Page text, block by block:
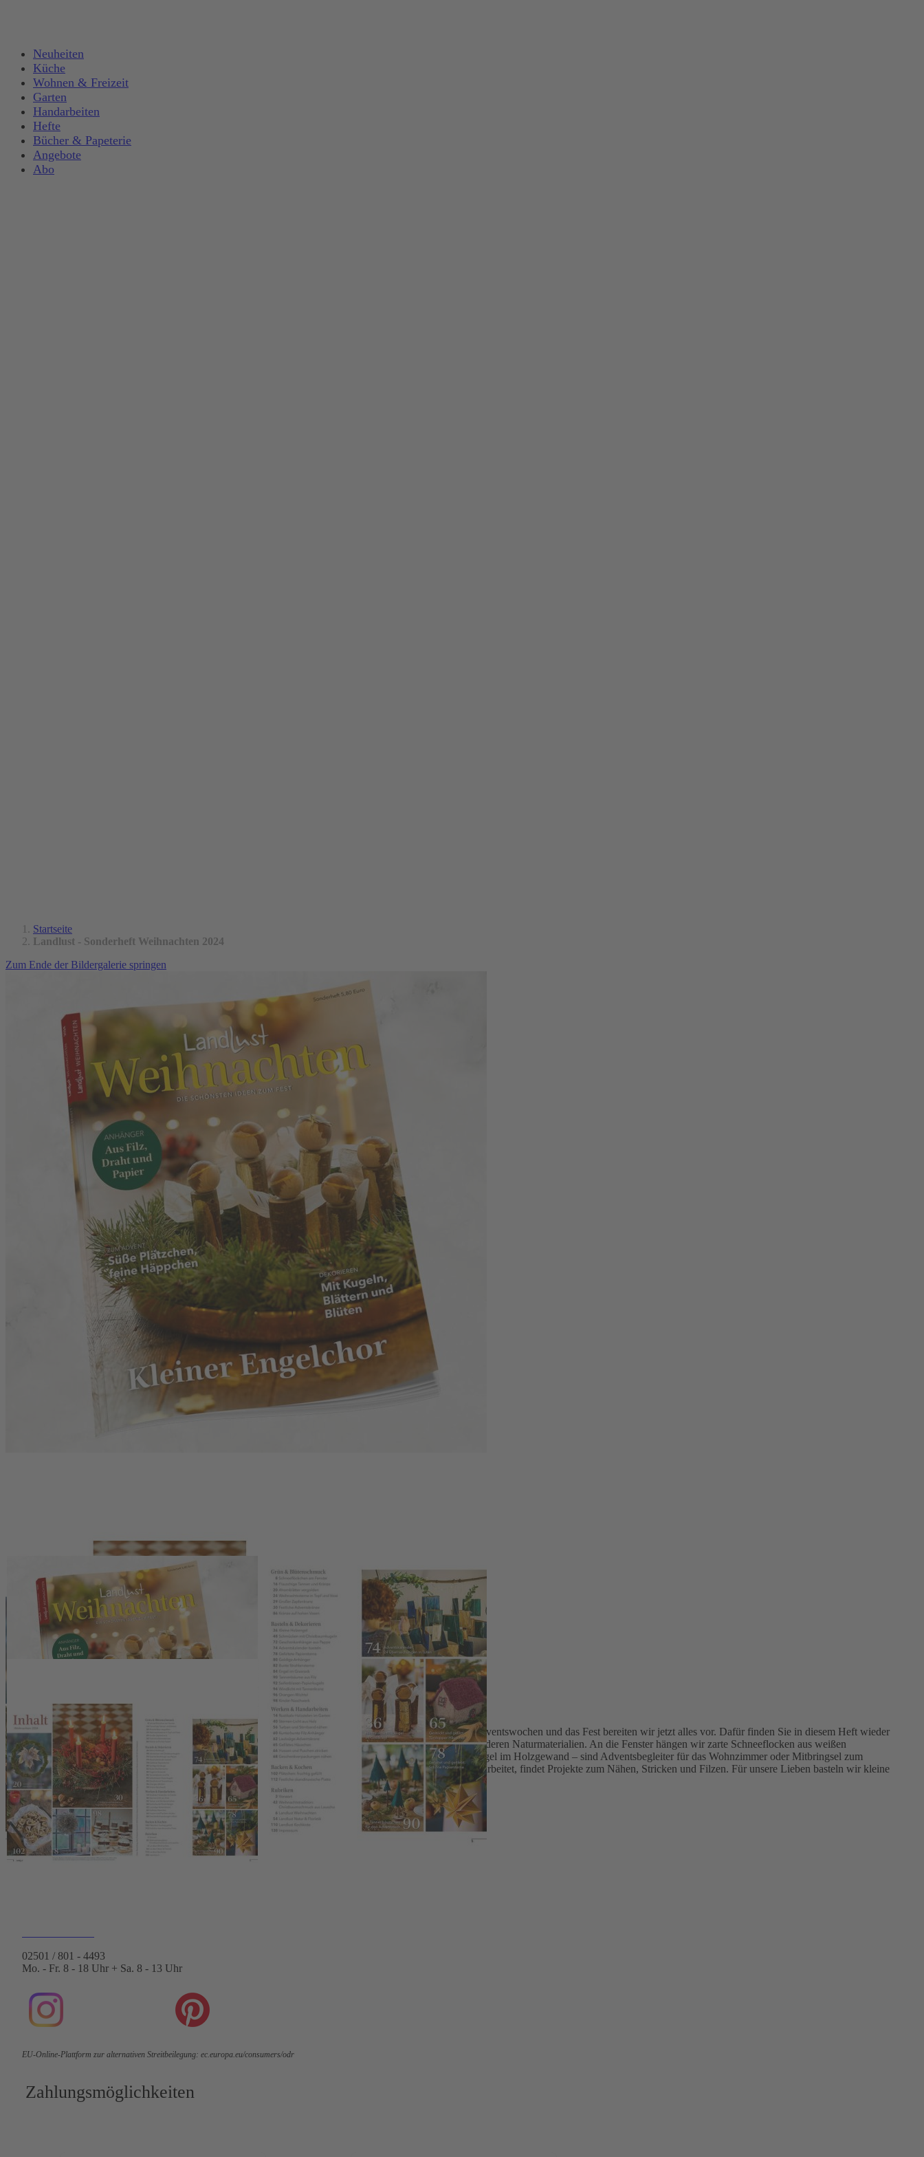
Neuheiten
Küche
Wohnen & Freizeit
Garten
Handarbeiten
Hefte
Bücher & Papeterie
Angebote
Abo
Startseite
Landlust - Sonderheft Weihnachten 2024
Zum Ende der Bildergalerie springen
Zum Anfang der Bildergalerie springen
Artikelnr. 006223
Landlust - Sonderheft Weihnachten 2024
5,80 €
inkl. MwSt.
Zur Wunschliste hinzufügen
Das beliebte Landlust Sonderheft Weihnachten 2024 ist da mit den schönsten Ideen zum Fest
Beschreibung
Bald beginnt sie wieder: die Zeit der Lichter, der Winterstille und des gemütlichen Beisammenseins. Für die Adventswochen und das Fest bereiten wir jetzt alles vor. Dafür finden Sie in diesem Heft wieder
Rezepte und viele kreative Inspirationen. Wir schmücken Haus oder Wohnung mit Tannengrün, Zapfen und anderen Naturmaterialien. An die Fenster hängen wir zarte Schneeflocken aus weißen
Schleierkrautblüten, gefaltete Papiersterne oder vergoldete Ahornblätter. Unsere kleinen „Titelhelden“ – die Engel im Holzgewand – sind Adventsbegleiter für das Wohnzimmer oder Mitbringsel zum
Adventskaffee. Hobbyschreiner greifen für eine Lichtstele oder einen Adventskranz zur Säge. Wer gerne handarbeitet, findet Projekte zum Nähen, Stricken und Filzen. Für unsere Lieben basteln wir kleine
Geschenke mit persönlicher Note und in der heimischen Weihnachtsbackstube entstehen
köstliche Plätzchen für den Teller.
Kontakt
02501 / 801 - 4493
Mo. - Fr. 8 - 18 Uhr + Sa. 8 - 13 Uhr
EU-Online-Plattform zur alternativen Streitbeilegung: ec.europa.eu/consumers/odr
Zahlungsmöglichkeiten